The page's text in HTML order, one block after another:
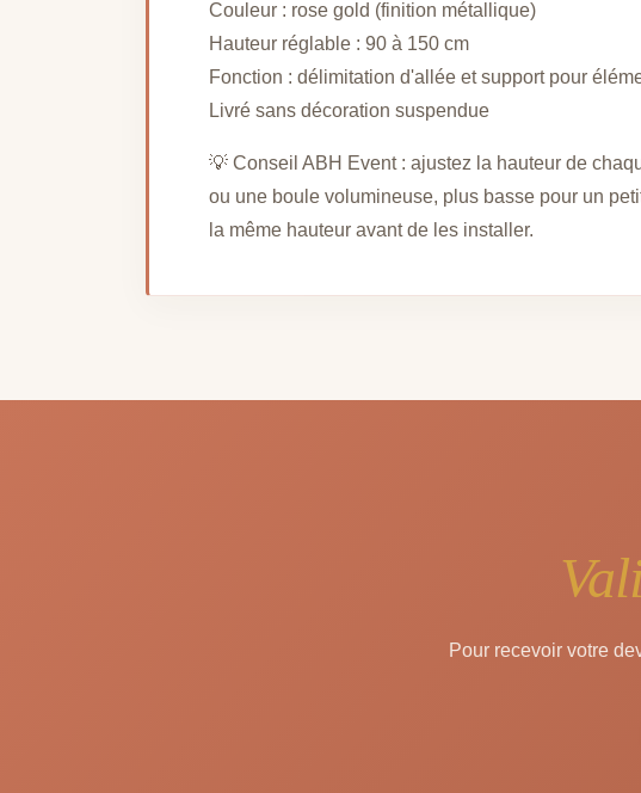
Couleur : rose gold (finition métallique)
Hauteur réglable : 90 à 150 cm
Fonction : délimitation d'allée et support pour
Livré sans décoration suspendue
💡 Conseil ABH Event : ajustez la hauteur de
ou une boule volumineuse, plus basse pour un
la même hauteur avant de les installer.
Pour recevoir votre